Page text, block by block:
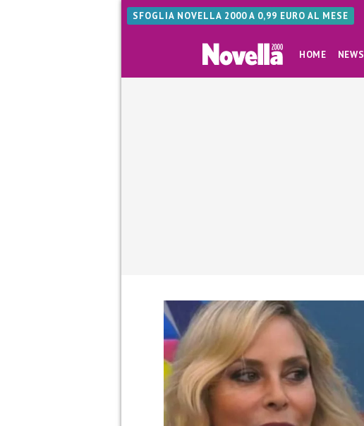
SFOGLIA NOVELLA 2000 A 0,99 EURO AL MESE
HOME NEWS